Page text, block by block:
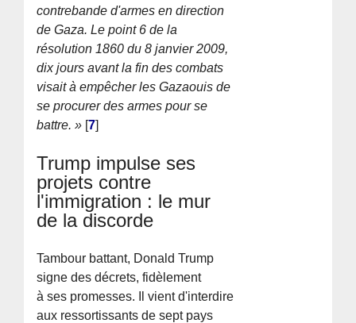
contrebande d'armes en direction
de Gaza. Le point 6 de la
résolution 1860 du 8 janvier 2009,
dix jours avant la fin des combats
visait à empêcher les Gazaouis de
se procurer des armes pour se
battre. » [7]
Trump impulse ses
projets contre
l'immigration : le mur
de la discorde
Tambour battant, Donald Trump
signe des décrets, fidèlement
à ses promesses. Il vient d'interdire
aux ressortissants de sept pays